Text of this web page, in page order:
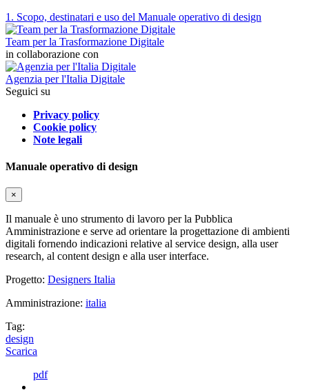
1. Scopo, destinatari e uso del Manuale operativo di design
Team per la Trasformazione Digitale
in collaborazione con
Agenzia per l'Italia Digitale
Seguici su
Privacy policy
Cookie policy
Note legali
Manuale operativo di design
×
Il manuale è uno strumento di lavoro per la Pubblica
Amministrazione e serve ad orientare la progettazione di ambienti
digitali fornendo indicazioni relative al service design, alla user
research, al content design e alla user interface.
Progetto: Designers Italia
Amministrazione: italia
Tag:
design
Scarica
pdf